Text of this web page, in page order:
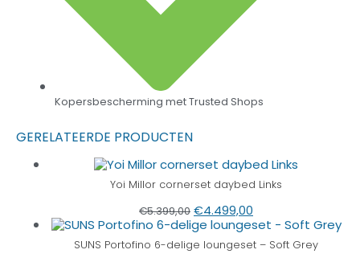
Kopersbescherming met Trusted Shops
GERELATEERDE PRODUCTEN
Yoi Millor cornerset daybed Links
€5.399,00 €4.499,00
SUNS Portofino 6-delige loungeset – Soft Grey